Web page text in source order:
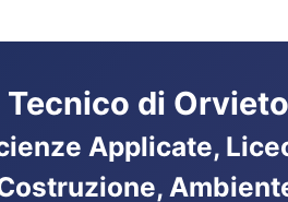
di Orvieto
Applicate,